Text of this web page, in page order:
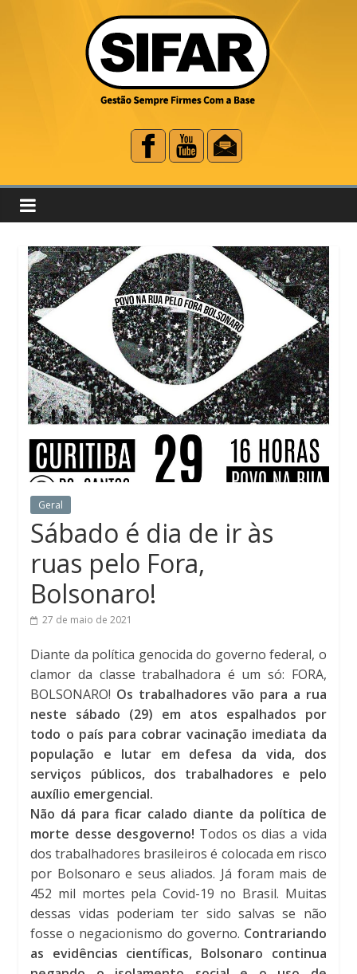
Geral
Sábado é dia de ir às
ruas pelo Fora,
Bolsonaro!
27 de maio de 2021
Diante da política genocida do governo federal, o
clamor da classe trabalhadora é um só: FORA,
BOLSONARO! Os trabalhadores vão para a rua
neste sábado (29) em atos espalhados por
todo o país para cobrar vacinação imediata da
população e lutar em defesa da vida, dos
serviços públicos, dos trabalhadores e pelo
auxílio emergencial.
Não dá para ficar calado diante da política de
morte desse desgoverno! Todos os dias a vida
dos trabalhadores brasileiros é colocada em risco
por Bolsonaro e seus aliados. Já foram mais de
452 mil mortes pela Covid-19 no Brasil. Muitas
dessas vidas poderiam ter sido salvas se não
fosse o negacionismo do governo. Contrariando
as evidências científicas, Bolsonaro continua